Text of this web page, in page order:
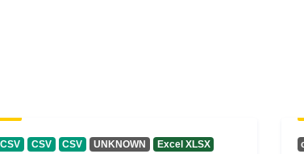
CSV CSV CSV UNKNOWN
Excel XLSX